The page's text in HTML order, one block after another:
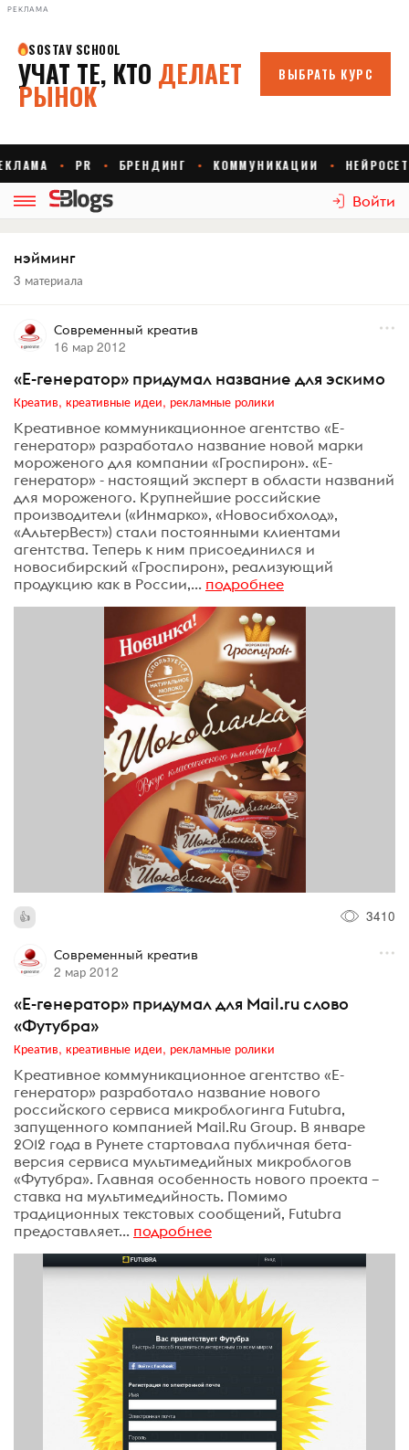
РЕКЛАМА
Войти
нэйминг
3 материала
Современный креатив
16 мар 2012
«Е-генератор» придумал название для эcкимо
Креатив, креативные идеи, рекламные ролики
Креативное коммуникационное агентство «Е-
генератор» разработало название новой марки
мороженого для компании «Гроспирон». «Е-
генератор» - настоящий эксперт в области названий
для мороженого. Крупнейшие российские
производители («Инмарко», «Новосибхолод»,
«АльтерВест») стали постоянными клиентами
агентства. Теперь к ним присоединился и
новосибирский «Гроспирон», реализующий
продукцию как в России,... подробнее
3410
Современный креатив
2 мар 2012
«Е-генератор» придумал для Mail.ru слово
«Футубра»
Креатив, креативные идеи, рекламные ролики
Креативное коммуникационное агентство «Е-
генератор» разработало название нового
российского сервиса микроблогинга Futubra,
запущенного компанией Mail.Ru Group. В январе
2012 года в Рунете стартовала публичная бета-
версия сервиса мультимедийных микроблогов
«Футубра». Главная особенность нового проекта –
ставка на мультимедийность. Помимо
традиционных текстовых сообщений, Futubra
предоставляет... подробнее